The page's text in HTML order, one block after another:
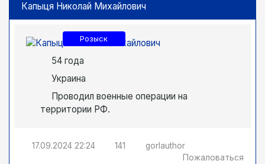
Капыця Николай Михайлович
Розыск
54 года
Украина
Проводил военные операции на
территории РФ.
17.09.2024 22:24 141
gorlauthor
Пожаловаться